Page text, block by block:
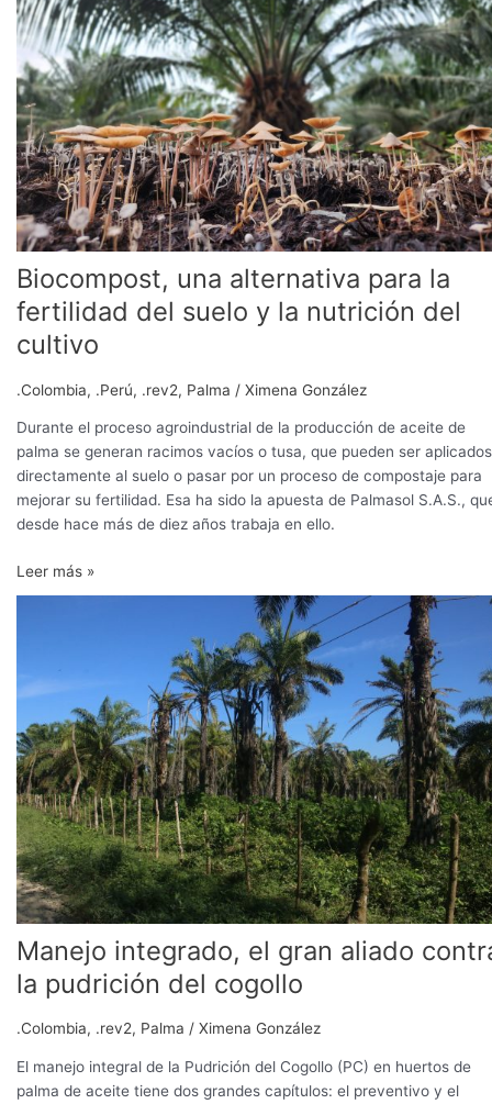
Biocompost, una alternativa para la
fertilidad del suelo y la nutrición del
cultivo
.Colombia, .Perú, .rev2, Palma / Ximena González
Durante el proceso agroindustrial de la producción de aceite de
palma se generan racimos vacíos o tusa, que pueden ser aplicados
directamente al suelo o pasar por un proceso de compostaje para
mejorar su fertilidad. Esa ha sido la apuesta de Palmasol S.A.S.,
desde hace más de diez años trabaja en ello.
fertilidad
del
suelo
y
la
nutrición
del
cultivo
Leer más »
Manejo integrado, el gran aliado
la pudrición del cogollo
.Colombia, .rev2, Palma / Ximena González
El manejo integral de la Pudrición del Cogollo (PC) en huertos de
palma de aceite tiene dos grandes capítulos: el preventivo y el
gran
contra
la
pudrición
del
cogollo